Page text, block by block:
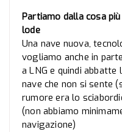
Partiamo dalla cosa
lode
Una nave nuova,
vogliamo anche in
a LNG e quindi abbatte
nave che non si sente
rumore era lo
(non abbiamo
navigazione)